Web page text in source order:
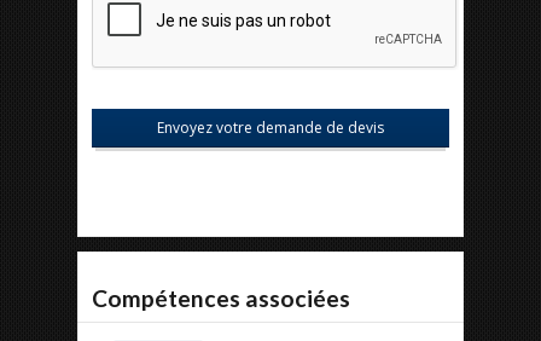
Compétences associées